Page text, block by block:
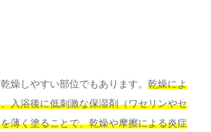
燥しやすい部位でもあります。 乾燥によ
入浴後に低刺激な保湿剤（ワセリンやセ
薄く塗ることで、乾燥や摩擦による炎症